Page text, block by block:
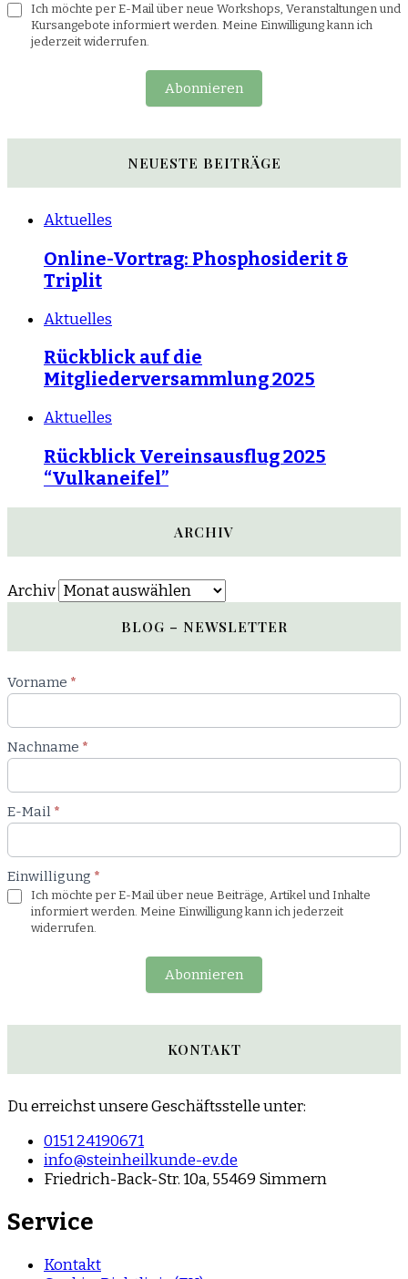
Ich möchte per E-Mail über neue Workshops, Veranstaltungen und
Kursangebote informiert werden. Meine Einwilligung kann ich
jederzeit widerrufen.
Abonnieren
NEUESTE BEITRÄGE
Aktuelles
Online-Vortrag: Phosphosiderit &
Triplit
Aktuelles
Rückblick auf die
Mitgliederversammlung 2025
Aktuelles
Rückblick Vereinsausflug 2025
“Vulkaneifel”
ARCHIV
Archiv
BLOG – NEWSLETTER
Newsletter
Blog
Vorname *
Nachname *
E-Mail *
Einwilligung *
Ich möchte per E-Mail über neue Beiträge, Artikel und Inhalte
informiert werden. Meine Einwilligung kann ich jederzeit
widerrufen.
Abonnieren
KONTAKT
Du erreichst unsere Geschäftsstelle unter:
0151 24190671
info@steinheilkunde-ev.de
Friedrich-Back-Str. 10a, 55469 Simmern
Service
Kontakt